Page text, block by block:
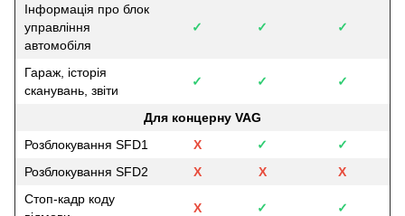
Інформація про блок
управління
автомобіля
✓ ✓ ✓
Гараж, історія
сканувань, звіти
✓ ✓ ✓
Для концерну VAG
Розблокування SFD1
Х ✓
✓
Розблокування SFD2
Х Х
Х
Стоп-кадр коду
Х ✓ ✓